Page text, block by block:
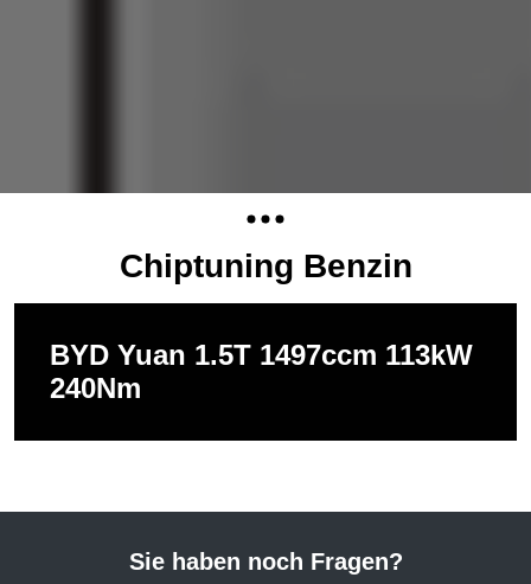
Chiptuning Benzin
BYD Yuan 1.5T 1497ccm 113kW
240Nm
Sie haben noch Fragen?